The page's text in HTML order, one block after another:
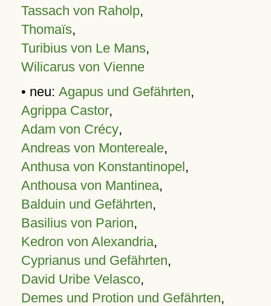
Tassach von Raholp,
Thomaïs,
Turibius von Le Mans,
Wilicarus von Vienne
• neu: Agapus und Gefährten,
Agrippa Castor,
Adam von Crécy,
Andreas von Montereale,
Anthusa von Konstantinopel,
Anthousa von Mantinea,
Balduin und Gefährten,
Basilius von Parion,
Kedron von Alexandria,
Cyprianus und Gefährten,
David Uribe Velasco,
Demes und Protion und Gefährten,